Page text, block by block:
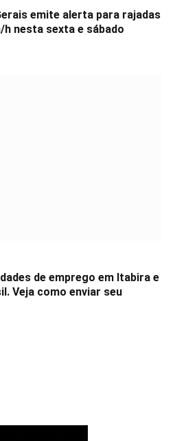
emite alerta para rajadas
h nesta sexta e sábado
de emprego em Itabira e
Veja como enviar seu